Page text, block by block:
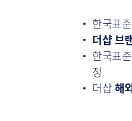
한국표
더샵 브
한국표
정
더샵 해